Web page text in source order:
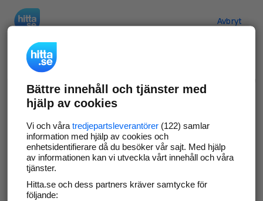
Avbryt
Verifiera ditt företag
Gör som 69 529företag
företagssida på hitta.se och syns bättre mot
kunder i ditt närområde. Helt kostnadsfritt.
Uppdatera din företagsinformation
Svara på och hantera dina omdömen
Bättre innehåll och tjänster med
hjälp av cookies
Vi och våra tredjepartsleverantörer(122) samlar
information med hjälp av cookies och
enhetsidentifierare då du besöker vår sajt. Med hjälp
av informationen kan vi utveckla vårt innehåll och våra
tjänster.
Hitta.se och dess partners kräver samtycke för
följande: